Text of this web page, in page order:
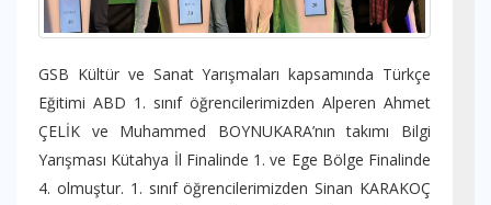
GSB Kültür ve Sanat Yarışmaları kapsamında Türkçe
Eğitimi ABD 1. sınıf öğrencilerimizden Alperen Ahmet
ÇELİK ve Muhammed BOYNUKARA’nın takımı Bilgi
Yarışması Kütahya İl Finalinde 1. ve Ege Bölge Finalinde
4. olmuştur. 1. sınıf öğrencilerimizden Sinan KARAKOÇ